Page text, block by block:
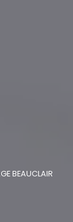
BEAUCLAIR